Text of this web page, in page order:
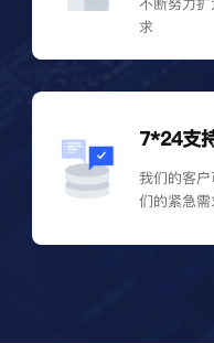
求
7*24支
我们的客
们的紧急需